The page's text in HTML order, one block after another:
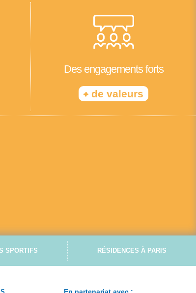
Des engagements forts
+ de valeurs
SPORTIFS RÉSIDENCES À PARIS
En partenariat avec :